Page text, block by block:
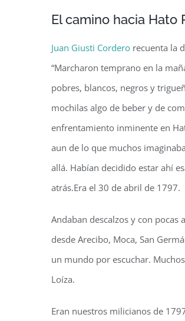
El camino hacia Hato
Juan Giusti Cordero recuenta la
“Marcharon temprano en la
pobres, blancos, negros y
mochilas algo de beber y de
enfrentamiento inminente en
aun de lo que muchos
allá. Habían decidido estar ahí
atrás.Era el 30 de abril de 1797.
Andaban descalzos y con
desde Arecibo, Moca, San
un mundo por escuchar.
Loíza.
Eran nuestros milicianos de